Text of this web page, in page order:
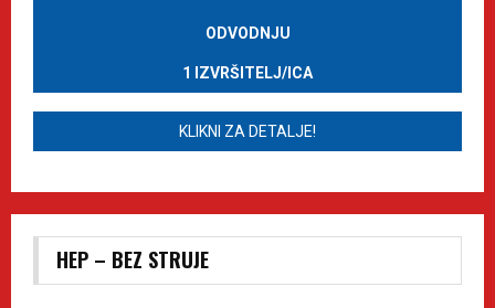
ODVODNJU
1 IZVRŠITELJ/ICA
KLIKNI ZA DETALJE!
HEP – BEZ STRUJE